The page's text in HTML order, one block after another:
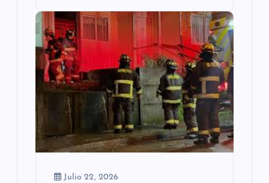
Julio 22, 2026